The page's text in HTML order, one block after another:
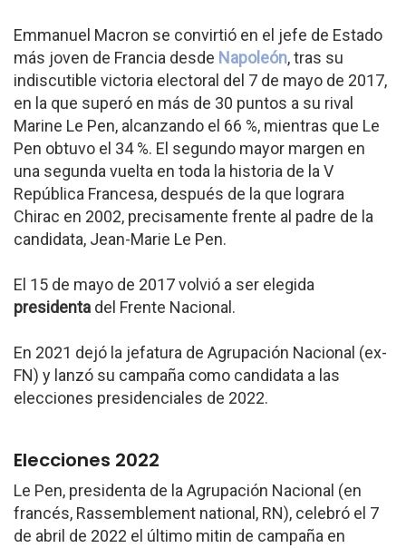
Emmanuel Macron se convirtió en el jefe de Estado
más joven de Francia desde Napoleón, tras su
indiscutible victoria electoral del 7 de mayo de 2017,
en la que superó en más de 30 puntos a su rival
Marine Le Pen, alcanzando el 66 %, mientras que Le
Pen obtuvo el 34 %. El segundo mayor margen en
una segunda vuelta en toda la historia de la V
República Francesa, después de la que lograra
Chirac en 2002, precisamente frente al padre de la
candidata, Jean-Marie Le Pen.
El 15 de mayo de 2017 volvió a ser elegida
presidenta del Frente Nacional.
En 2021 dejó la jefatura de Agrupación Nacional (ex-
FN) y lanzó su campaña como candidata a las
elecciones presidenciales de 2022.
Elecciones 2022
Le Pen, presidenta de la Agrupación Nacional (en
francés, Rassemblement national, RN), celebró el 7
de abril de 2022 el último mitin de campaña en